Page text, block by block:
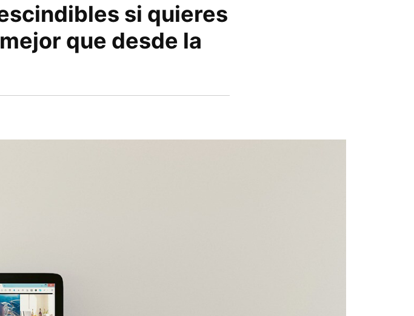
si quieres
que desde la